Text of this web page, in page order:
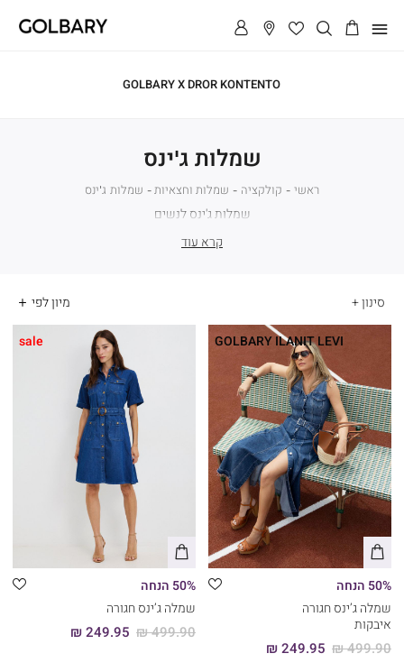
תפריט
GOLBARY X DROR KONTENTO
שמלות ג'ינס
ראשי ראשי
קולקציה קולקציה
שמלות וחצאיות שמלות
שמלות ג'ינס
שמלות ג'ינס לנשים
קרא עוד
סינון
GOLBARY ILANIT LEVI
50% הנחה
שמלה ג’ינס חגורה
איבקות
249.95 ₪ 499.90 ₪
sale
50% הנחה
שמלה ג’ינס חגורה
249.95 ₪ 499.90 ₪